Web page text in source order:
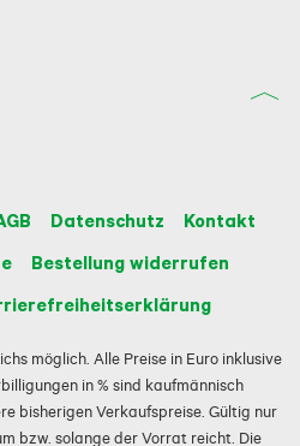
Datenschutz
Kontakt
Bestellung widerrufen
möglich. Alle Preise in Euro inklusive
in % sind kaufmännisch
bisherigen Verkaufspreise. Gültig nur
bzw. solange der Vorrat reicht. Die